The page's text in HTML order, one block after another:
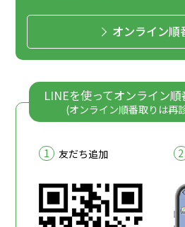
オンライン順
LINEを使ってオンライン
(オンライン順番取りは再
1 友だち追加 2